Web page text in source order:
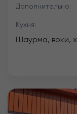
Дополнительно:
Кухня:
Шаурма, воки,